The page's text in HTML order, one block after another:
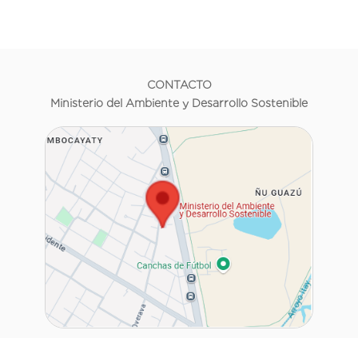
CONTACTO
Ministerio del Ambiente y Desarrollo Sostenible